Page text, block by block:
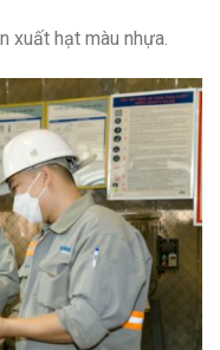
xuất hạt màu nhựa.